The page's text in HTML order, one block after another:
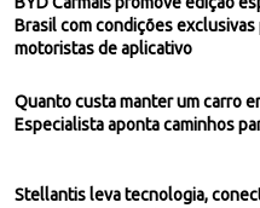
Brasil com condições exclusivas
motoristas de aplicativo
Quanto custa manter um carro
Especialista aponta caminhos
Stellantis leva tecnologia,